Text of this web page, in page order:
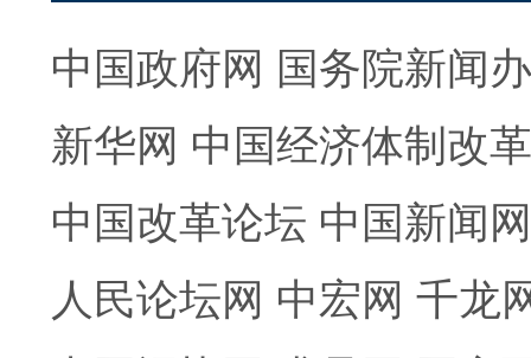
中国政府网 国务院新闻
新华网 中国经济体制改
中国改革论坛 中国新闻网
人民论坛网 中宏网 千龙